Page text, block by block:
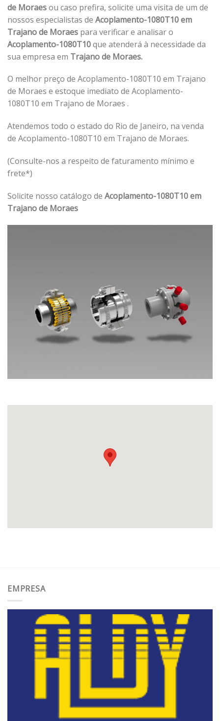
de Moraesou caso prefira, solicite uma visita de um de
nossos especialistas de Acoplamento-1080T10 em
Trajano de Moraes para verificar e analisar o
Acoplamento-1080T10que atenderá à necessidade da
sua empresa em Trajano de Moraes.
O melhor preço de Acoplamento-1080T10 em Trajano
de Moraes e estoque imediato de Acoplamento-
1080T10 em Trajano de Moraes .
Atendemos todo o estado do Rio de Janeiro, na venda
de Acoplamento-1080T10 em Trajano de Moraes.
(Consulte-nos a respeito de faturamento mínimo e
frete*)
Solicite nosso catálogo de Acoplamento-1080T10 em
Trajano de Moraes
EMPRESA